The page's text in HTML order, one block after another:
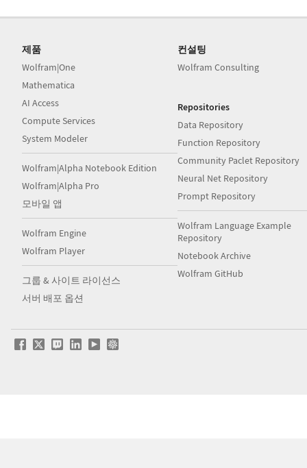
제품
Wolfram|One
Mathematica
AI Access
Compute Services
System Modeler
Wolfram|Alpha Notebook Edition
Wolfram|Alpha Pro
모바일 앱
Wolfram Engine
Wolfram Player
그룹 & 사이트 라이선스
서버 배포 옵션
컨설팅
Wolfram Consulting
Repositories
Data Repository
Function Repository
Community Paclet Repository
Neural Net Repository
Prompt Repository
Wolfram Language Example
Repository
Notebook Archive
Wolfram GitHub